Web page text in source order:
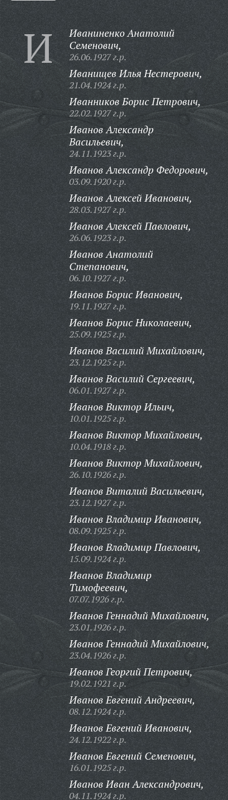
И
Иваниненко Анатолий
Семенович,
26.06.1927 г.р.
Иванищев Илья Нестерович,
21.04.1924 г.р.
Иванников Борис Петрович,
22.02.1927 г.р.
Иванов Александр
Васильевич,
24.11.1923 г.р.
Иванов Александр Федорович,
03.09.1920 г.р.
Иванов Алексей Иванович,
28.03.1927 г.р.
Иванов Алексей Павлович,
26.06.1923 г.р.
Иванов Анатолий
Степанович,
06.10.1927 г.р.
Иванов Борис Иванович,
19.11.1927 г.р.
Иванов Борис Николаевич,
25.09.1925 г.р.
Иванов Василий Михайлович,
23.12.1925 г.р.
Иванов Василий Сергеевич,
06.01.1927 г.р.
Иванов Виктор Ильич,
10.01.1925 г.р.
Иванов Виктор Михайлович,
10.04.1918 г.р.
Иванов Виктор Михайлович,
26.10.1926 г.р.
Иванов Виталий Васильевич,
23.12.1927 г.р.
Иванов Владимир Иванович,
08.09.1925 г.р.
Иванов Владимир Павлович,
15.09.1924 г.р.
Иванов Владимир
Тимофеевич,
07.07.1926 г.р.
Иванов Геннадий Михайлович,
23.01.1926 г.р.
Иванов Геннадий Михайлович,
23.04.1926 г.р.
Иванов Георгий Петрович,
19.02.1921 г.р.
Иванов Евгений Андреевич,
08.12.1924 г.р.
Иванов Евгений Иванович,
24.12.1922 г.р.
Иванов Евгений Семенович,
16.01.1925 г.р.
Иванов Иван Александрович,
04.11.1924 г.р.